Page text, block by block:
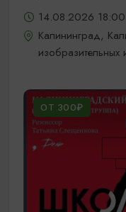
14.08.2026 18:00
Калининград,
изобразительных
ОТ 300₽